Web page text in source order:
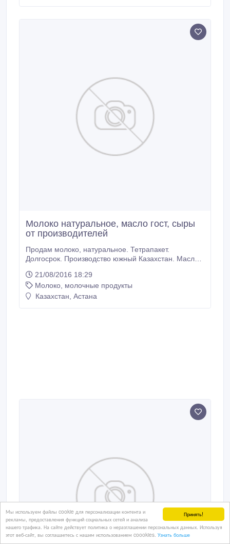
Принять!
Мы используем файлы cookie для персонализации контента и
рекламы, предоставления функций социальных сетей и анализа
нашего трафика. На сайте действует политика о неразглашении персональных данных. Используя
этот веб-сайт, вы соглашаетесь с нашим использованием coookies. Узнать больше
Молоко натуральное, масло гост, сыры
от производителей
Продам молоко, натуральное. Тетрапакет.
Долгосрок. Производство южный Казахстан. Масло
натуральные, сырный продукт. Производство
Украина Беларусь Казахстан Польша . Прямые
поставки. Доставка. Цены ниже рыночных..
21/08/2016 18:29
Молоко, молочные продукты
Казахстан, Астана